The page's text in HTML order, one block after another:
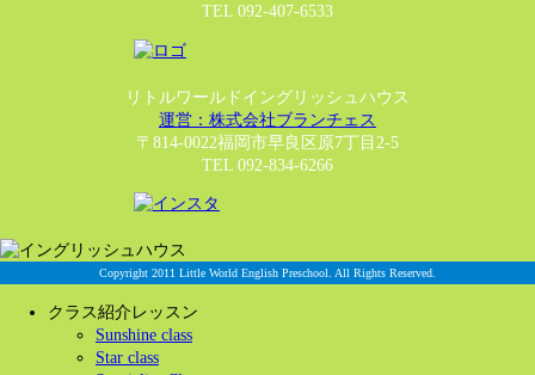
TEL 092-407-6533
リトルワールドイングリッシュハウス
運営：株式会社ブランチェス
〒814-0022福岡市早良区原7丁目2-5
TEL 092-834-6266
Copyright 2011 Little World English Preschool. All Rights Reserved.
クラス紹介レッスン
Sunshine class
Star class